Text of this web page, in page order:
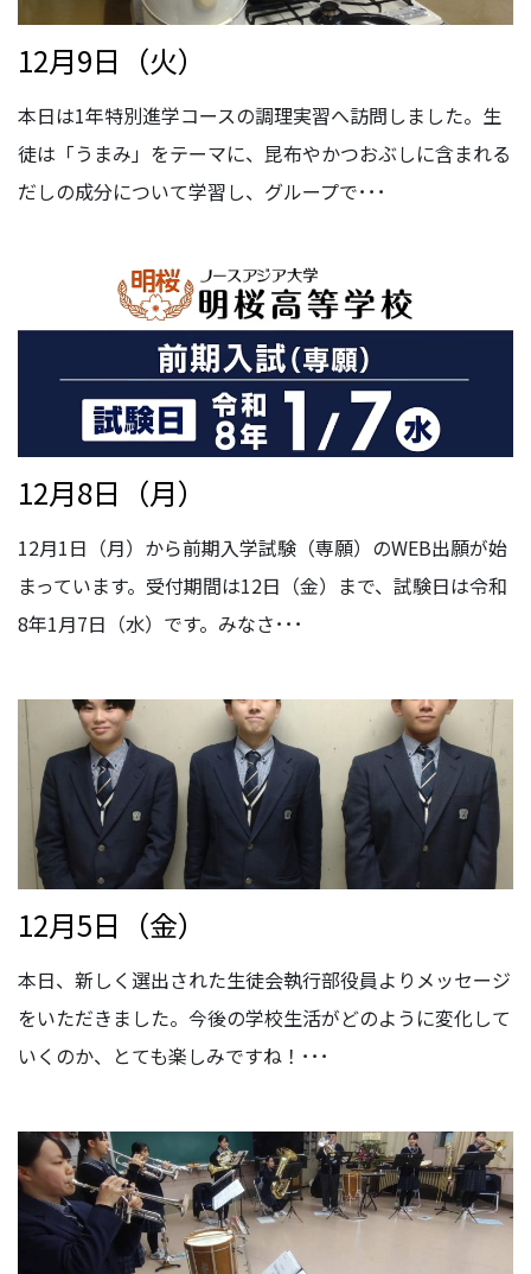
12月9日（火）
本日は1年特別進学コースの調理実習へ訪問しました。生
徒は「うまみ」をテーマに、昆布やかつおぶしに含まれる
だしの成分について学習し、グループで･･･
12月8日（月）
12月1日（月）から前期入学試験（専願）のWEB出願が始
まっています。受付期間は12日（金）まで、試験日は令和
8年1月7日（水）です。みなさ･･･
12月5日（金）
本日、新しく選出された生徒会執行部役員よりメッセージ
をいただきました。今後の学校生活がどのように変化して
いくのか、とても楽しみですね！･･･